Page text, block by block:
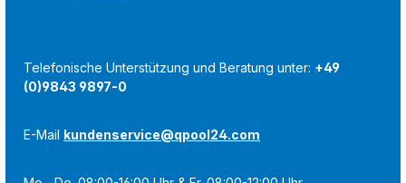
Telefonische Unterstützung und Beratung unter: +49
(0)9843 9897-0
E-Mail kundenservice@qpool24.com